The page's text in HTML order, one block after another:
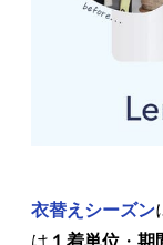
衣替えシーズン
は １着単位 ・ 期